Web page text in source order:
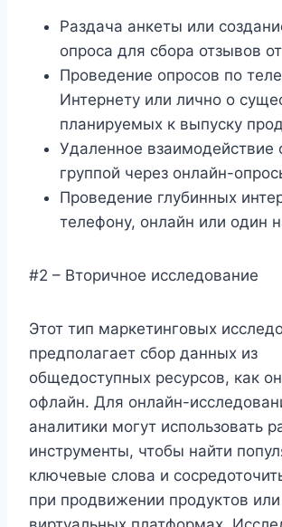
Раздача анкеты или
опроса для сбора отзывов
Проведение опросов по
Интернету или лично о
планируемых к выпуску
Удаленное взаимодействие
группой через онлайн-
Проведение глубинных
телефону, онлайн или один
#2 – Вторичное исследование
Этот тип маркетинговых
предполагает сбор данных из
общедоступных ресурсов, как
офлайн. Для онлайн-
аналитики могут использовать
инструменты, чтобы найти
ключевые слова и
при продвижении продуктов или